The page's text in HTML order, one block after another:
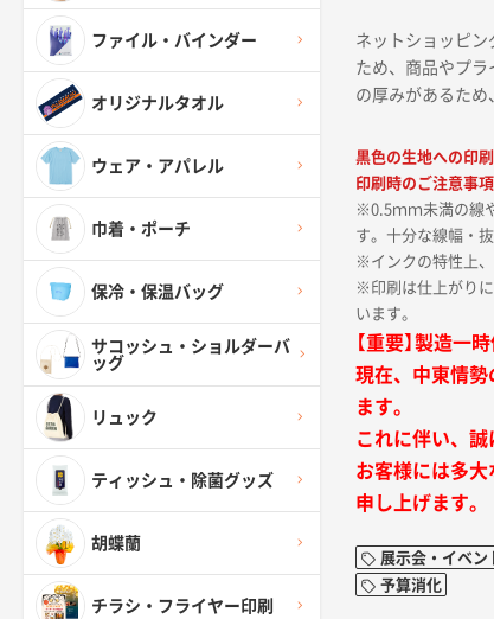
ファイル・バインダー
オリジナルタオル
ウェア・アパレル
巾着・ポーチ
保冷・保温バッグ
サコッシュ・ショルダーバ
ッグ
リュック
ティッシュ・除菌グッズ
胡蝶蘭
チラシ・フライヤー印刷
ネットショッピ
ため、商品やプ
の厚みがあるため
黒色の生地への印
印刷時のご注意事項
※0.5ｍｍ未満の線
す。十分な線幅・
※インクの特性上、
※印刷は仕上がり
います。
【重要】製造一
現在、中東情勢
ます。
これに伴い、
お客様には多
申し上げます。
展示会・イベン
予算消化